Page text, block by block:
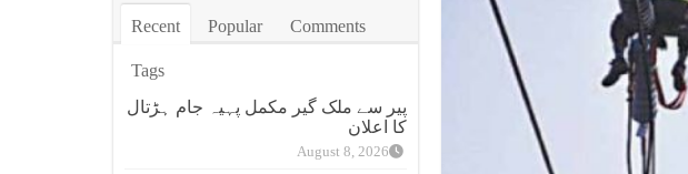
Recent Popular Comments
Tags
پیر سے ملک گیر مکمل پہیہ جام ہڑتال
کا اعلان
August 8, 2026